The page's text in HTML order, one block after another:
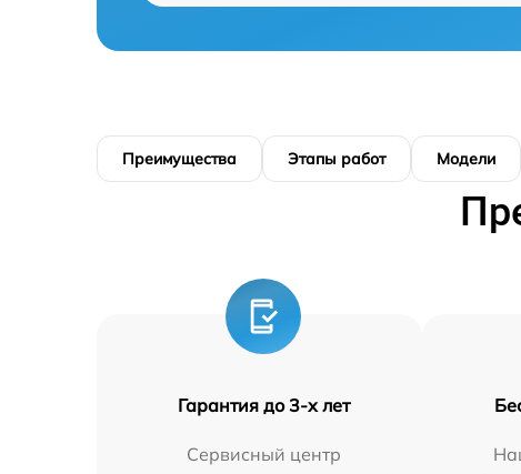
Преимущества Этапы работ Модели
Гарантия до 3-х лет
Сервисный центр